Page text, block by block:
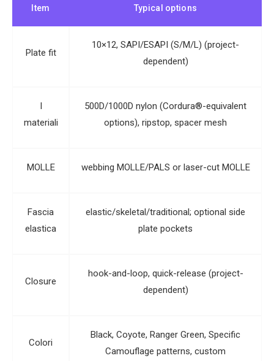
Item Typical options
Plate fit
10×12, SAPI/ESAPI (S/M/L) (project-
dependent)
I
materiali
500D/1000D nylon (Cordura®-equivalent
options), ripstop, spacer mesh
MOLLE webbing MOLLE/PALS or laser-cut MOLLE
Fascia
elastica
elastic/skeletal/traditional; optional side
plate pockets
Closure
hook-and-loop, quick-release (project-
dependent)
Colori
Black, Coyote, Ranger Green, Specific
Camouflage patterns, custom